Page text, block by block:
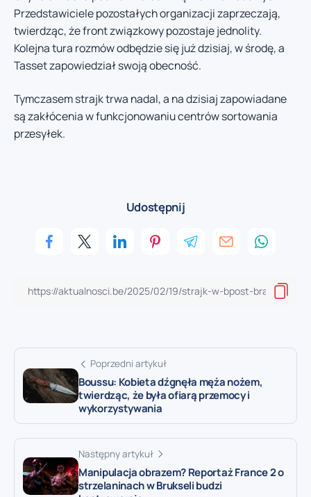
Przedstawiciele pozostałych organizacji zaprzeczają,
twierdząc, że front związkowy pozostaje jednolity.
Kolejna tura rozmów odbędzie się już dzisiaj, w środę, a
Tasset zapowiedział swoją obecność.
Tymczasem strajk trwa nadal, a na dzisiaj zapowiadane
są zakłócenia w funkcjonowaniu centrów sortowania
przesyłek.
Udostępnij
Poprzedni artykuł
Boussu: Kobieta dźgnęła męża nożem,
twierdząc, że była ofiarą przemocy i
wykorzystywania
Następny artykuł
Manipulacja obrazem? Reportaż France 2 o
strzelaninach w Brukseli budzi